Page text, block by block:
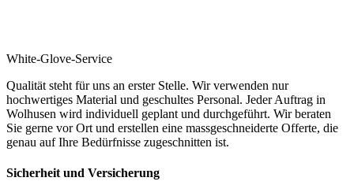
White-Glove-Service
Qualität steht für uns an erster Stelle. Wir verwenden nur
hochwertiges Material und geschultes Personal. Jeder Auftrag in
Wolhusen wird individuell geplant und durchgeführt. Wir beraten
Sie gerne vor Ort und erstellen eine massgeschneiderte Offerte, die
genau auf Ihre Bedürfnisse zugeschnitten ist.
Sicherheit und Versicherung